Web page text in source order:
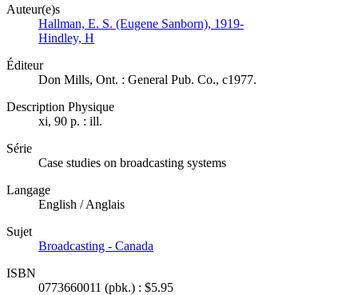
Auteur(e)s
Hallman, E. S. (Eugene Sanborn), 1919-
Hindley, H
Éditeur
Don Mills, Ont. : General Pub. Co., c1977.
Description Physique
xi, 90 p. : ill.
Série
Case studies on broadcasting systems
Langage
English / Anglais
Sujet
Broadcasting - Canada
ISBN
0773660011 (pbk.) : $5.95